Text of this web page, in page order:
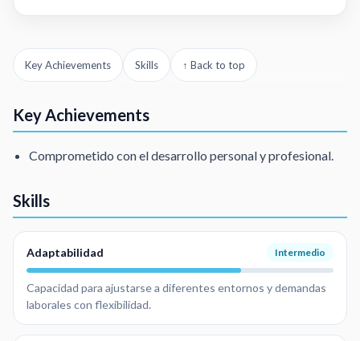
Key Achievements Skills ↑ Back to top
Key Achievements
Comprometido con el desarrollo personal y profesional.
Skills
Adaptabilidad Intermedio
Capacidad para ajustarse a diferentes entornos y demandas
laborales con flexibilidad.